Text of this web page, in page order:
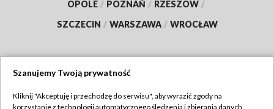
OPOLE / POZNAŃ / RZESZÓW /
SZCZECIN / WARSZAWA / WROCŁAW
Szanujemy Twoją prywatność
Kliknij "Akceptuję i przechodzę do serwisu", aby wyrazić zgody na
korzystanie z technologii automatycznego śledzenia i zbierania danych,